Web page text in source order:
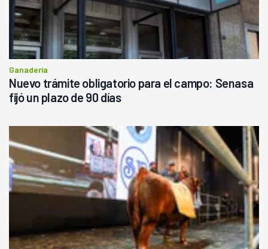
Ganadería
Nuevo trámite obligatorio para el campo: Senasa
fijó un plazo de 90 días